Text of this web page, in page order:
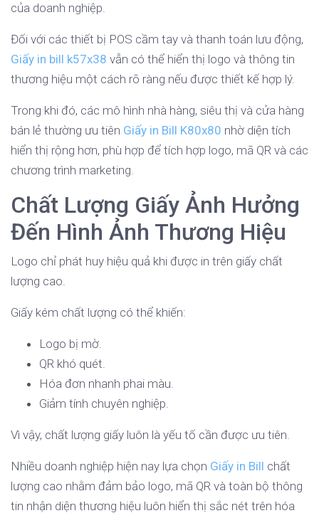
của doanh nghiệp.
Đối với các thiết bị POS cầm tay và thanh toán lưu động,
Giấy in bill k57x38 vẫn có thể hiển thị logo và thông tin
thương hiệu một cách rõ ràng nếu được thiết kế hợp lý.
Trong khi đó, các mô hình nhà hàng, siêu thị và cửa hàng
bán lẻ thường ưu tiên Giấy in Bill K80x80 nhờ diện tích
hiển thị rộng hơn, phù hợp để tích hợp logo, mã QR và các
chương trình marketing.
Chất Lượng Giấy Ảnh Hưởng
Đến Hình Ảnh Thương Hiệu
Logo chỉ phát huy hiệu quả khi được in trên giấy chất
lượng cao.
Giấy kém chất lượng có thể khiến:
Logo bị mờ.
QR khó quét.
Hóa đơn nhanh phai màu.
Giảm tính chuyên nghiệp.
Vì vậy, chất lượng giấy luôn là yếu tố cần được ưu tiên.
Nhiều doanh nghiệp hiện nay lựa chọn Giấy in Bill chất
lượng cao nhằm đảm bảo logo, mã QR và toàn bộ thông
tin nhận diện thương hiệu luôn hiển thị sắc nét trên hóa